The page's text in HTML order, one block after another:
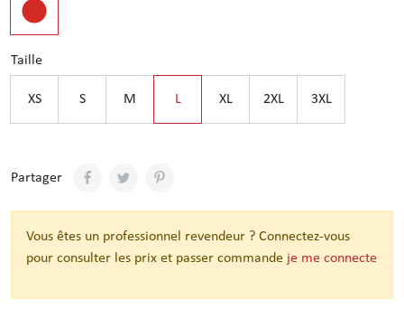
Taille
XS S M L XL 2XL 3XL
Partager
Vous êtes un professionnel revendeur ? Connectez-vous
pour consulter les prix et passer commande je me connecte
Pull / Sweat-shirt